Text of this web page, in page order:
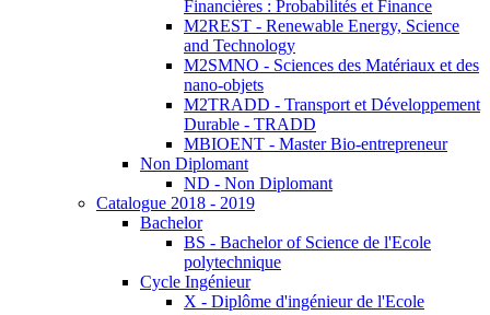
Financières : Probabilités et Finance
M2REST - Renewable Energy, Science
and Technology
M2SMNO - Sciences des Matériaux et des
nano-objets
M2TRADD - Transport et Développement
Durable - TRADD
MBIOENT - Master Bio-entrepreneur
Non Diplomant
ND - Non Diplomant
Catalogue 2018 - 2019
Bachelor
BS - Bachelor of Science de l'Ecole
polytechnique
Cycle Ingénieur
X - Diplôme d'ingénieur de l'Ecole